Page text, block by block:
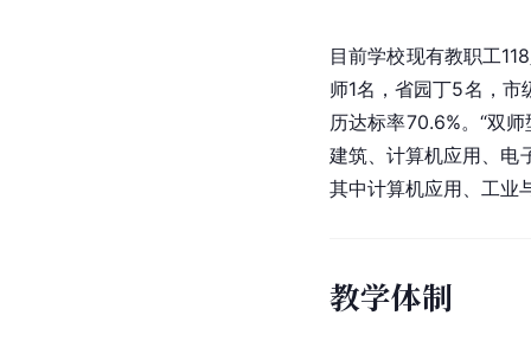
目前学校现有教职工
师1名，省园丁5名，
历达标率70.6%。“双
建筑、计算机应用、电
其中计算机应用、工业
教学体制